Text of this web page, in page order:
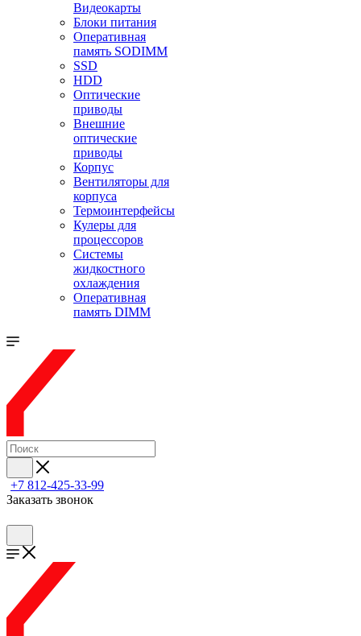
Видеокарты
Блоки питания
Оперативная
память SODIMM
SSD
HDD
Оптические
приводы
Внешние
оптические
приводы
Корпус
Вентиляторы для
корпуса
Термоинтерфейсы
Кулеры для
процессоров
Системы
жидкостного
охлаждения
Оперативная
память DIMM
+7 812-425-33-99
Заказать звонок